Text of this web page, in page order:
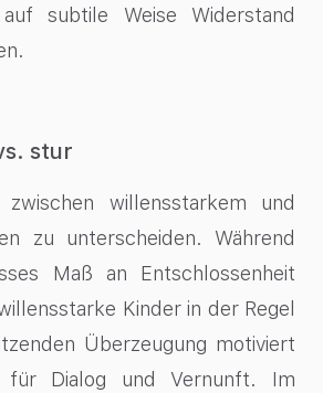
subtile Weise Widerstand
stur
willensstarkem und
zu unterscheiden. Während
Maß an Entschlossenheit
Kinder in der Regel
Überzeugung motiviert
Dialog und Vernunft. Im